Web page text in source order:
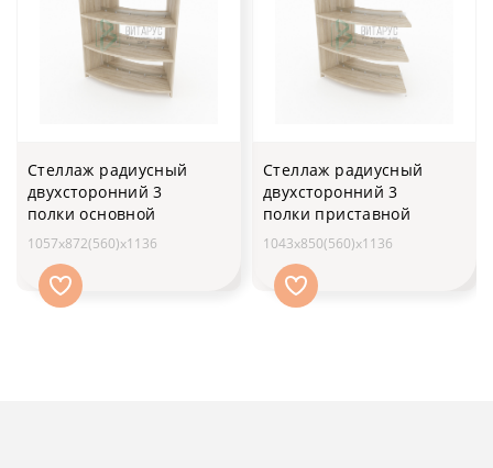
Стеллаж радиусный
двухсторонний 3
полки основной
1057х872(560)x1136
Стеллаж радиусный
двухсторонний 3
полки приставной
1043х850(560)x1136